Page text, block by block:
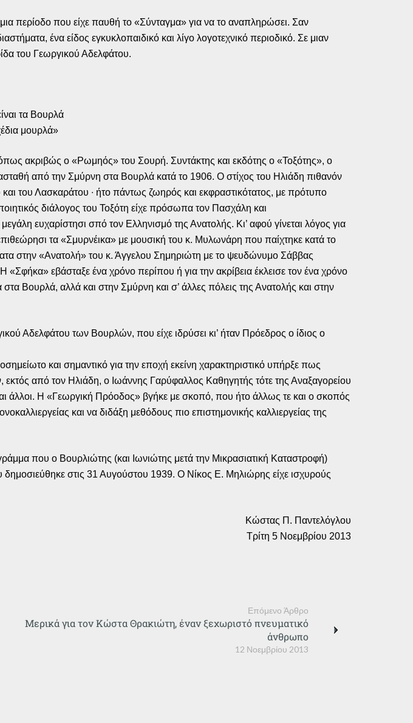
περίοδο που είχε παυθή το «Σύνταγμα» για να το αναπληρώσει. Σαν
ένα είδος εγκυκλοπαιδικό και λίγο λογοτεχνικό περιοδικό. Σε μιαν
του Γεωργικού Αδελφάτου.
τα Βουρλά
μουρλά»
ακριβώς ο «Ρωμηός» του Σουρή. Συντάκτης και εκδότης ο «Τοξότης», ο
από την Σμύρνη στα Βουρλά κατά το 1906. Ο στίχος του Ηλιάδη πιθανόν
του Λασκαράτου ∙ ήτο πάντως ζωηρός και εκφραστικότατος, με πρότυπο
διάλογος του Τοξότη είχε πρόσωπα τον Πασχάλη και
ευχαρίστησι σπό τον Ελληνισμό της Ανατολής. Κι’ αφού γίνεται λόγος για
τα «Σμυρνέικα» με μουσική του κ. Μυλωνάρη που παίχτηκε κατά το
στην «Ανατολή» του κ. Άγγελου Σημηριώτη με το ψευδώνυμο Σάββας
εβάσταξε ένα χρόνο περίπου ή για την ακρίβεια έκλεισε τον ένα χρόνο
Βουρλά, αλλά και στην Σμύρνη και σ’ άλλες πόλεις της Ανατολής και στην
Αδελφάτου των Βουρλών, που είχε ιδρύσει κι’ ήταν Πρόεδρος ο ίδιος ο
και σημαντικό για την εποχή εκείνη χαρακτηριστικό υπήρξε πως
από τον Ηλιάδη, ο Ιωάννης Γαρύφαλλος Καθηγητής τότε της Αναξαγορείου
άλλοι. Η «Γεωργική Πρόοδος» βγήκε με σκοπό, που ήτο άλλως τε και ο σκοπός
και να διδάξη μεθόδους πιο επιστημονικής καλλιεργείας της
που ο Βουρλιώτης (και Ιωνιώτης μετά την Μικρασιατική Καταστροφή)
στις 31 Αυγούστου 1939. Ο Νίκος Ε. Μηλιώρης είχε ισχυρούς
Κώστας Π. Παντελόγλου
Τρίτη 5 Νοεμβρίου 2013
Επόμενο Άρθρο
12 Νοεμβρίου 2013
Μερικά για τον Κώστα Θρακιώτη, έναν ξεχωριστό πνευματικό
άνθρωπο